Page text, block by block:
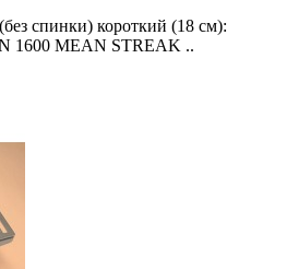
спинки) короткий (18 см):
1600 MEAN STREAK ..